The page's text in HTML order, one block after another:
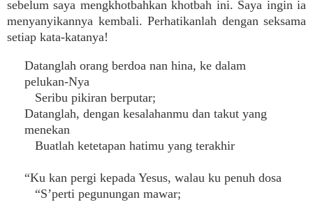
sebelum saya mengkhotbahkan khotbah ini. Saya ingin ia
menyanyikannya kembali. Perhatikanlah dengan seksama
setiap kata-katanya!
Datanglah orang berdoa nan hina, ke dalam
pelukan-Nya
Seribu pikiran berputar;
Datanglah, dengan kesalahanmu dan takut yang
menekan
Buatlah ketetapan hatimu yang terakhir
“Ku kan pergi kepada Yesus, walau ku penuh dosa
“S’perti pegunungan mawar;